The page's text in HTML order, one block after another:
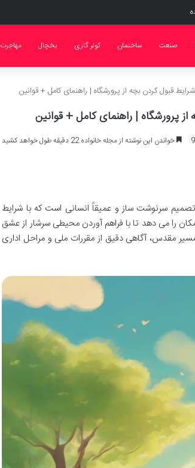
صنعت ساختمان کولر گازی یخچال مهاجرت
شرایط قبول کردن بچه از پرورشگاه | راهنمای کامل + قوانین
پرورشگاه | راهنمای کامل + قوانین
خواندن این نوشته از مجله خانواده 22 دقیقه طول خواهد کشید
سرنوشت ساز و عمیقاً انسانی است که با شرایط
را می دهد تا با فراهم آوردن محیطی سرشار از عشق
مقدس، آگاهی دقیق از مقررات ملی و مراحل اداری